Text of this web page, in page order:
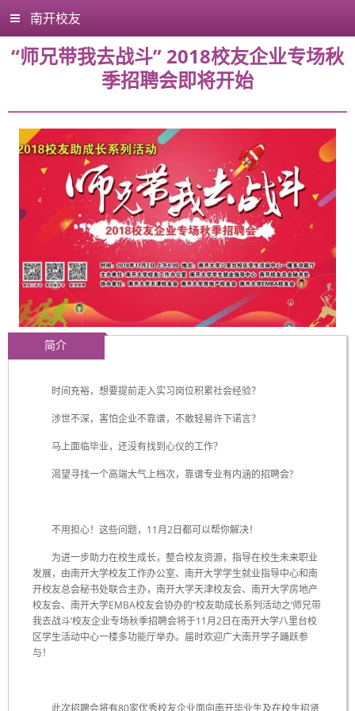
南开校友
“师兄带我去战斗” 2018校友企业专场秋
季招聘会即将开始
简介
时间充裕，想要提前走入实习岗位积累社会经验？
涉世不深，害怕企业不靠谱，不敢轻易许下诺言？
马上面临毕业，还没有找到心仪的工作？
渴望寻找一个高端大气上档次，靠谱专业有内涵的招聘会?
不用担心！这些问题，11月2日都可以帮你解决！
为进一步助力在校生成长，整合校友资源，指导在校生未来职业
发展，由南开大学校友工作办公室、南开大学学生就业指导中心和南
开校友总会秘书处联合主办，南开大学天津校友会、南开大学房地产
校友会、南开大学EMBA校友会协办的“校友助成长系列活动之‘师兄带
我去战斗’校友企业专场秋季招聘会将于11月2日在南开大学八里台校
区学生活动中心一楼多功能厅举办。届时欢迎广大南开学子踊跃参
与！
此次招聘会将有80家优秀校友企业面向南开毕业生及在校生招贤